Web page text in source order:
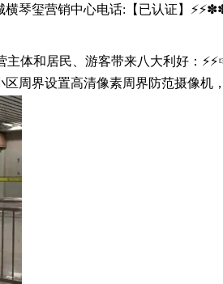
横琴玺营销中心电话:【已认证】
和居民、游客带来八大利好：
界设置高清像素周界防范摄像机